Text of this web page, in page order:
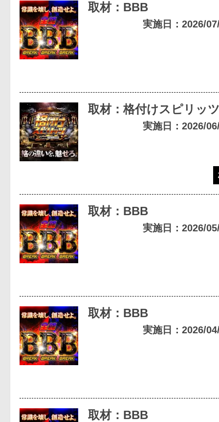
取材：BBB
実施日：2026/
取材：格付けスピリッ
実施日：2026/
取材：BBB
実施日：2026/
取材：BBB
実施日：2026/
取材：BBB